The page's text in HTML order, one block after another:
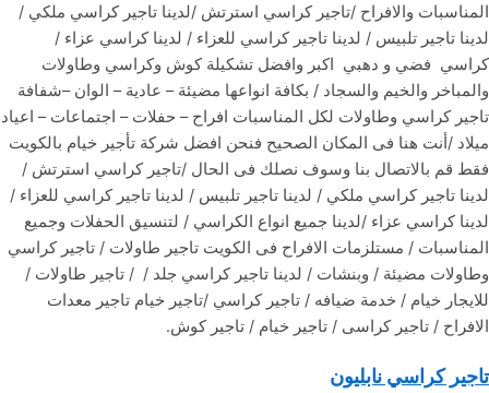
المناسبات والافراح /تاجير كراسي استرتش /لدينا تاجير كراسي ملكي /
لدينا تاجير تلبيس / لدينا تاجير كراسي للعزاء / لدينا كراسي عزاء /
كراسي فضي و دهبي اكبر وافضل تشكيلة كوش وكراسي وطاولات
والمباخر والخيم والسجاد / بكافة انواعها مضيئة – عادية – الوان –شفافة
تاجير كراسي وطاولات لكل المناسبات افراح – حفلات – اجتماعات – اعياد
ميلاد /أنت هنا فى المكان الصحيح فنحن افضل شركة تأجير خيام بالكويت
فقط قم بالاتصال بنا وسوف نصلك فى الحال /تاجير كراسي استرتش /
لدينا تاجير كراسي ملكي / لدينا تاجير تلبيس / لدينا تاجير كراسي للعزاء /
لدينا كراسي عزاء /لدينا جميع انواع الكراسي / لتنسيق الحفلات وجميع
المناسبات / مستلزمات الافراح فى الكويت تاجير طاولات / تاجير كراسي
وطاولات مضيئة / وبنشات / لدينا تاجير كراسي جلد / / تاجير طاولات /
للايجار خيام / خدمة ضيافه / تاجير كراسي /تاجير خيام تاجير معدات
الافراح / تاجير كراسى / تاجير خيام / تاجير كوش.
تاجير كراسي نابليون